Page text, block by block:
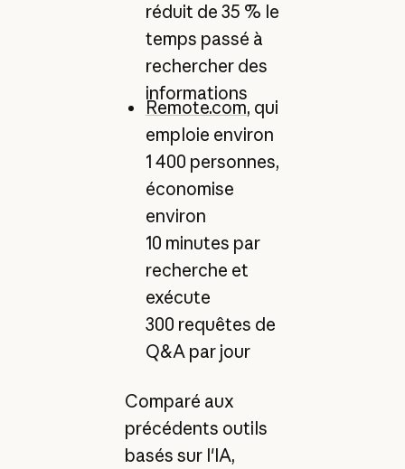
réduit de 35 % le
temps passé à
rechercher des
informations
Remote.com, qui
emploie environ
1 400 personnes,
économise
environ
10 minutes par
recherche et
exécute
300 requêtes de
Q&A par jour
Comparé aux
précédents outils
basés sur l'IA,